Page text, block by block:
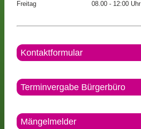
Freitag
08.00 - 12:00 Uhr
Kontaktformular
Terminvergabe Bürgerbüro
Mängelmelder